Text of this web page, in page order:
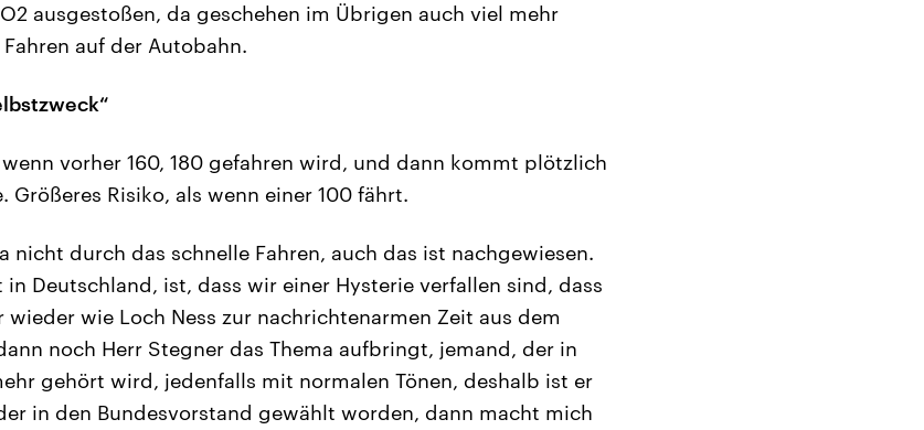
ausgestoßen, da geschehen im Übrigen auch viel mehr
auf der Autobahn.
vorher 160, 180 gefahren wird, und dann kommt plötzlich
Größeres Risiko, als wenn einer 100 fährt.
nicht durch das schnelle Fahren, auch das ist nachgewiesen.
Deutschland, ist, dass wir einer Hysterie verfallen sind, dass
wie Loch Ness zur nachrichtenarmen Zeit aus dem
noch Herr Stegner das Thema aufbringt, jemand, der in
gehört wird, jedenfalls mit normalen Tönen, deshalb ist er
in den Bundesvorstand gewählt worden, dann macht mich